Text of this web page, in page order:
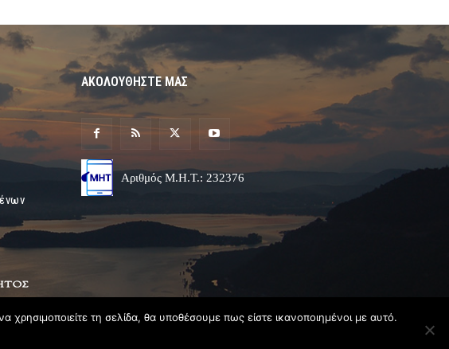
ΑΚΟΛΟΥΘΗΣΤΕ ΜΑΣ
Αριθμός Μ.Η.Τ.: 232376
τη σελίδα, θα υποθέσουμε πως είστε ικανοποιημένοι με αυτό.